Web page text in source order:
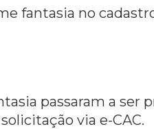
fantasia no
passaram a
via e-CAC.